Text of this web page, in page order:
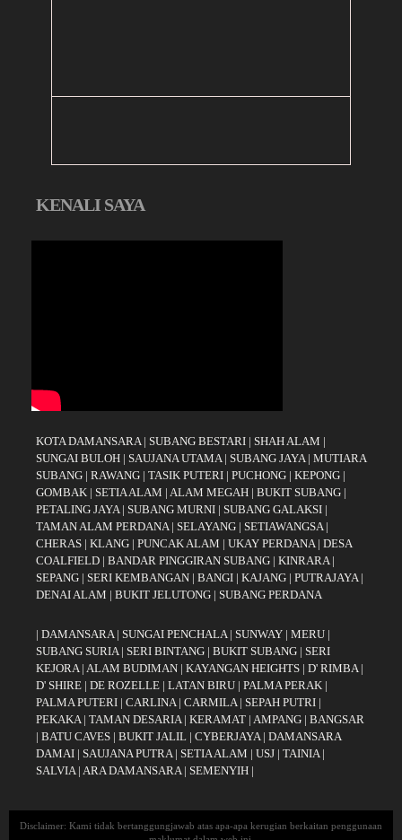
KENALI SAYA
KOTA DAMANSARA| SUBANG BESTARI | SHAH ALAM |
SUNGAI BULOH | SAUJANA UTAMA| SUBANG JAYA | MUTIARA
SUBANG | RAWANG | TASIK PUTERI | PUCHONG | KEPONG |
GOMBAK | SETIA ALAM | ALAM MEGAH | BUKIT SUBANG |
PETALING JAYA| SUBANG MURNI | SUBANG GALAKSI |
TAMAN ALAM PERDANA| SELAYANG | SETIAWANGSA|
CHERAS | KLANG | PUNCAK ALAM | UKAY PERDANA| DESA
COALFIELD | BANDAR PINGGIRAN SUBANG | KINRARA|
SEPANG | SERI KEMBANGAN | BANGI | KAJANG | PUTRAJAYA|
DENAI ALAM | BUKIT JELUTONG | SUBANG PERDANA
| DAMANSARA| SUNGAI PENCHALA| SUNWAY | MERU |
SUBANG SURIA| SERI BINTANG | BUKIT SUBANG | SERI
KEJORA| ALAM BUDIMAN | KAYANGAN HEIGHTS | D' RIMBA|
D' SHIRE | DE ROZELLE | LATAN BIRU | PALMA PERAK |
PALMA PUTERI | CARLINA| CARMILA| SEPAH PUTRI |
PEKAKA| TAMAN DESARIA| KERAMAT | AMPANG | BANGSAR
| BATU CAVES | BUKIT JALIL | CYBERJAYA| DAMANSARA
DAMAI | SAUJANA PUTRA| SETIA ALAM | USJ | TAINIA|
SALVIA| ARA DAMANSARA| SEMENYIH |
Disclaimer: Kami tidak bertanggungjawab atas apa-apa kerugian berkaitan penggunaan